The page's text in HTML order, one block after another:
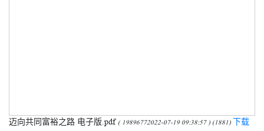
迈向共同富裕之路 电子版.pdf ( 19896772022-07-19 09:38:57 ) (1881) 下载